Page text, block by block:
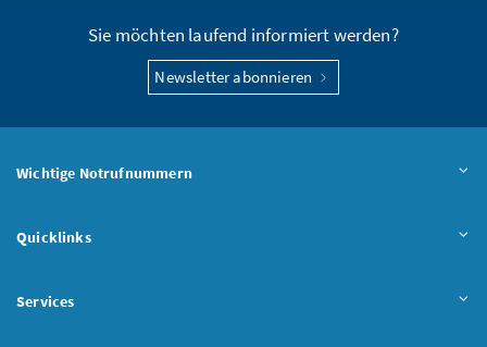
Sie möchten laufend informiert werden?
Newsletter abonnieren
Wichtige Notrufnummern
Quicklinks
Services